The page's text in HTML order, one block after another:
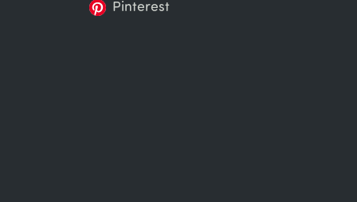
Pinterest